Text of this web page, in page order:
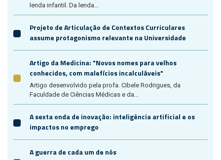
lenda infantil. Da lenda...
Projeto de Articulação de Contextos Curriculares
assume protagonismo relevante na Universidade
Artigo da Medicina: "Novos nomes para velhos
conhecidos, com malefícios incalculáveis"
Artigo desenvolvido pela profa. Cibele Rodrigues, da
Faculdade de Ciências Médicas e da...
A sexta onda de inovação: inteligência artificial e os
impactos no emprego
A guerra de cada um de nós